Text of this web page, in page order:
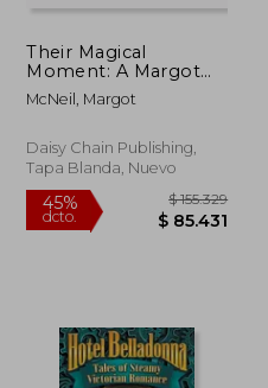
Their Magical
Moment: A Margot
McNeil Pride and
Prejudice Variation
McNeil, Margot
Daisy Chain Publishing,
Tapa Blanda, Nuevo